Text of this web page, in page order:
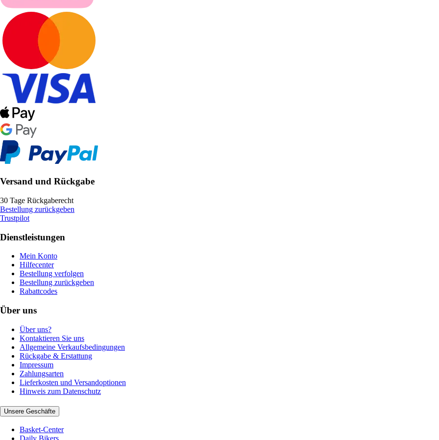
Versand und Rückgabe
30 Tage Rückgaberecht
Bestellung zurückgeben
Trustpilot
Dienstleistungen
Mein Konto
Hilfecenter
Bestellung verfolgen
Bestellung zurückgeben
Rabattcodes
Über uns
Über uns?
Kontaktieren Sie uns
Allgemeine Verkaufsbedingungen
Rückgabe & Erstattung
Impressum
Zahlungsarten
Lieferkosten und Versandoptionen
Hinweis zum Datenschutz
Unsere Geschäfte
Basket-Center